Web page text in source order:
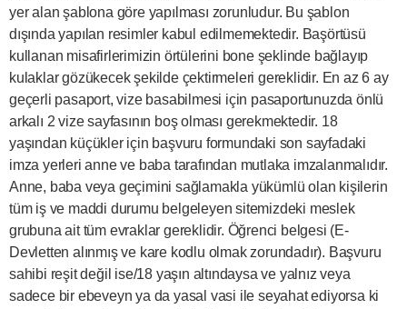
yer alan şablona göre yapılması zorunludur. Bu şablon
dışında yapılan resimler kabul edilmemektedir. Başörtüsü
kullanan misafirlerimizin örtülerini bone şeklinde bağlayıp
kulaklar gözükecek şekilde çektirmeleri gereklidir. En az 6 ay
geçerli pasaport, vize basabilmesi için pasaportunuzda önlü
arkalı 2 vize sayfasının boş olması gerekmektedir. 18
yaşından küçükler için başvuru formundaki son sayfadaki
imza yerleri anne ve baba tarafından mutlaka imzalanmalıdır.
Anne, baba veya geçimini sağlamakla yükümlü olan kişilerin
tüm iş ve maddi durumu belgeleyen sitemizdeki meslek
grubuna ait tüm evraklar gereklidir. Öğrenci belgesi (E-
Devletten alınmış ve kare kodlu olmak zorundadır). Başvuru
sahibi reşit değil ise/18 yaşın altındaysa ve yalnız veya
sadece bir ebeveyn ya da yasal vasi ile seyahat ediyorsa ki